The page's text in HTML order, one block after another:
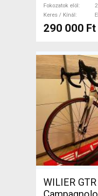
Fokozatok elöl
2
Keres / Kínál
290 000 Ft
WILIER